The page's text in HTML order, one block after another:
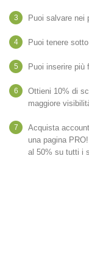
3 Puoi salvare nei
4 Puoi tenere
5 Puoi inserire più
6
Ottieni 10% di
maggiore
7
Acquista
una pagina
al 50% su tutti i